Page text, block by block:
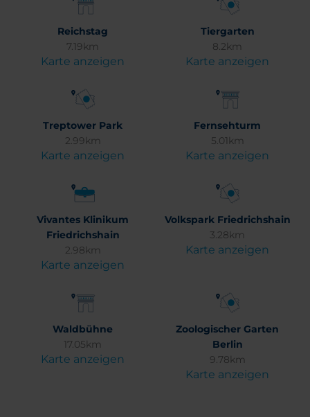
Reichstag
7.19km
Karte anzeigen
Tiergarten
8.2km
Karte anzeigen
Treptower Park
2.99km
Karte anzeigen
Fernsehturm
5.01km
Karte anzeigen
Vivantes Klinikum
Friedrichshain
2.98km
Karte anzeigen
Volkspark Friedrichshain
3.28km
Karte anzeigen
Waldbühne
17.05km
Karte anzeigen
Zoologischer Garten
Berlin
9.78km
Karte anzeigen